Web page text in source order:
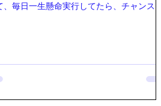
、毎日一生懸命実行してたら、チャンスの
なった。」 昨日ズームで、やまとの智恵